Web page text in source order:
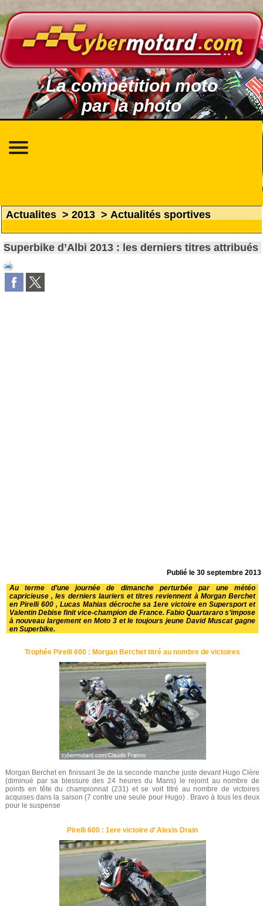
La compétition moto
par la photo
Actualites > 2013 > Actualités sportives
Superbike d’Albi 2013 : les derniers titres attribués
Publié le30 septembre 2013
Au terme d’une journée de dimanche perturbée par une météo
capricieuse , les derniers lauriers et titres reviennent à Morgan Berchet
en Pirelli 600 , Lucas Mahias décroche sa 1ere victoire en Supersport et
Valentin Debise finit vice-champion de France. Fabio Quartararo s’impose
à nouveau largement en Moto 3 et le toujours jeune David Muscat gagne
en Superbike.
Trophée Pirelli 600 : Morgan Berchet titré au nombre de victoires
Morgan Berchet en finissant 3e de la seconde manche juste devant Hugo Clère
(diminué par sa blessure des 24 heures du Mans) le rejoint au nombre de
points en tête du championnat (231) et se voit titré au nombre de victoires
acquises dans la saison (7 contre une seule pour Hugo) . Bravo à tous les deux
pour le suspense
Pirelli 600 : 1ere victoire d’ Alexis Drain